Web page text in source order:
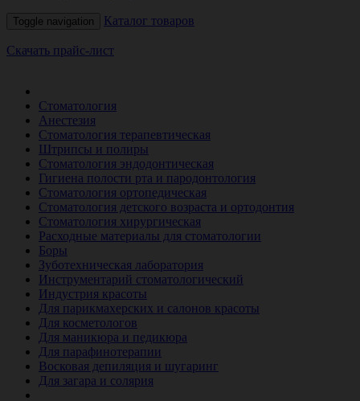
Toggle navigation Каталог товаров
Скачать прайс-лист
Стоматология
Анестезия
Стоматология терапевтическая
Штрипсы и полиры
Стоматология эндодонтическая
Гигиена полости рта и пародонтология
Стоматология ортопедическая
Стоматология детского возраста и ортодонтия
Стоматология хирургическая
Расходные материалы для стоматологии
Боры
Зуботехническая лаборатория
Инструментарий стоматологический
Индустрия красоты
Для парикмахерских и салонов красоты
Для косметологов
Для маникюра и педикюра
Для парафинотерапии
Восковая депиляция и шугаринг
Для загара и солярия